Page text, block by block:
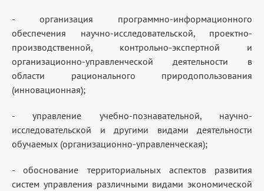
- организация программно-информационного
обеспечения научно-исследовательской, проектно-
производственной, контрольно-экспертной и
организационно-управленческой деятельности в
области рационального природопользования
(инновационная);
- управление учебно-познавательной, научно-
исследовательской и другими видами деятельности
обучаемых (организационно-управленческая);
- обоснование территориальных аспектов развития
систем управления различными видами экономической